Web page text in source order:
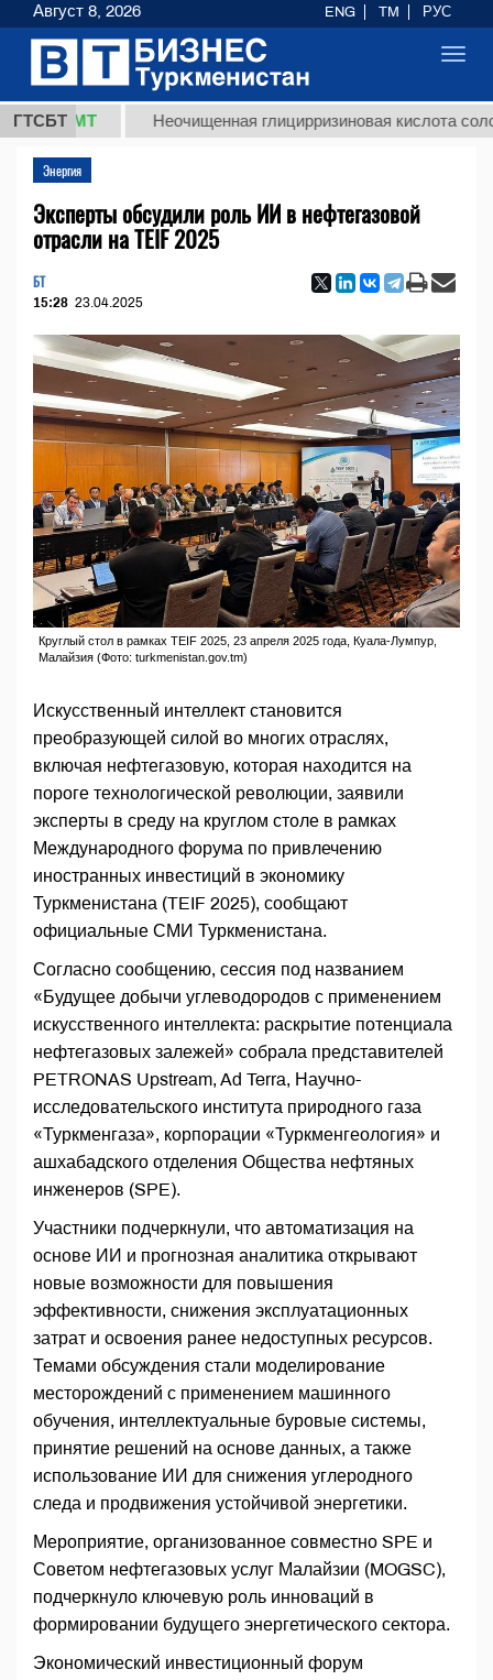
ГТСБТ
ТМТ Неочищенная глицирризиновая кислота
Энергия
Эксперты обсудили роль ИИ в нефтегазовой
отрасли на TEIF 2025
БТ
15:28 23.04.2025
Круглый стол в рамках TEIF 2025, 23 апреля 2025 года, Куала-Лумпур,
Малайзия (Фото: turkmenistan.gov.tm)
Искусственный интеллект становится
преобразующей силой во многих отраслях,
включая нефтегазовую, которая находится на
пороге технологической революции, заявили
эксперты в среду на круглом столе в рамках
Международного форума по привлечению
иностранных инвестиций в экономику
Туркменистана (TEIF 2025), сообщают
официальные СМИ Туркменистана.
Согласно сообщению, сессия под названием
«Будущее добычи углеводородов с применением
искусственного интеллекта: раскрытие потенциала
нефтегазовых залежей» собрала представителей
PETRONAS Upstream, Ad Terra, Научно-
исследовательского института природного газа
«Туркменгаза», корпорации «Туркменгеология» и
ашхабадского отделения Общества нефтяных
инженеров (SPE).
Участники подчеркнули, что автоматизация на
основе ИИ и прогнозная аналитика открывают
новые возможности для повышения
эффективности, снижения эксплуатационных
затрат и освоения ранее недоступных ресурсов.
Темами обсуждения стали моделирование
месторождений с применением машинного
обучения, интеллектуальные буровые системы,
принятие решений на основе данных, а также
использование ИИ для снижения углеродного
следа и продвижения устойчивой энергетики.
Мероприятие, организованное совместно SPE и
Советом нефтегазовых услуг Малайзии (MOGSC),
подчеркнуло ключевую роль инноваций в
формировании будущего энергетического сектора.
Экономический инвестиционный форум
Август 8, 2026 ENG TM РУС